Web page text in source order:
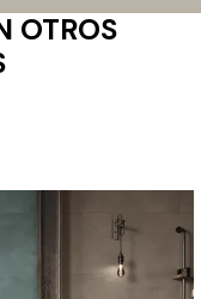
OTROS